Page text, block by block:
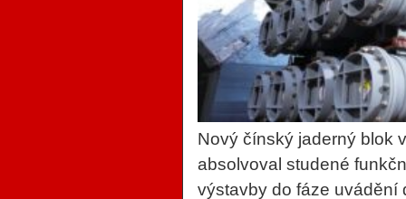
Nový čínský jaderný blok
absolvoval studené
výstavby do fáze uvádění